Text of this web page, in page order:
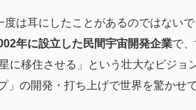
度は耳にしたことがあるのではない
年に設立した民間宇宙開発企業で
に移住させる」という壮大なビジョ
の開発・打ち上げで世界を驚かせ